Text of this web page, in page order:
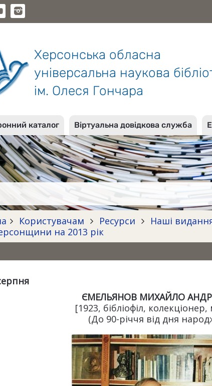
Херсонська обласна
універсальна наукова
ім. Олеся Гончара
каталог Віртуальна довідкова служба
Користувачам Ресурси Наші
на 2013 рік
ЄМЕЛЬЯНОВ МИХАЙЛО
[1923, бібліофіл,
(До 90-річчя від дня